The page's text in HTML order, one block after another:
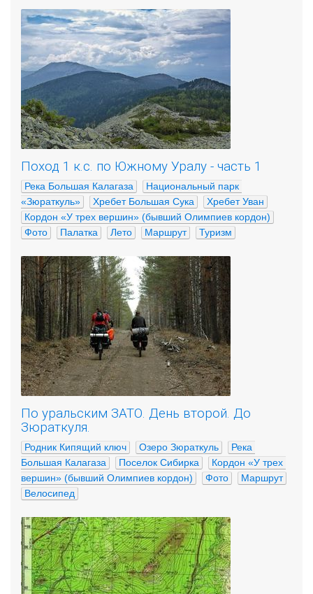
Поход 1 к.с. по Южному Уралу - часть 1
Река Большая Калагаза
Национальный парк
«Зюраткуль»
Хребет Большая Сука
Хребет Уван
Кордон «У трех вершин» (бывший Олимпиев кордон)
Фото
Палатка Лето Маршрут Туризм
По уральским ЗАТО. День второй. До
Зюраткуля.
Родник Кипящий ключ Озеро Зюраткуль
Река
Большая Калагаза
Поселок Сибирка
Кордон «У трех
вершин» (бывший Олимпиев кордон)
Фото
Маршрут
Велосипед